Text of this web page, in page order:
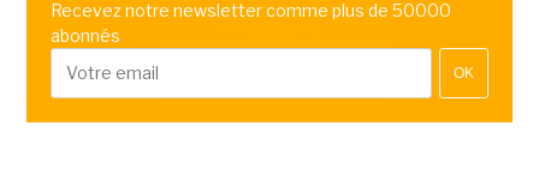
Recevez notre newsletter comme plus de 50000
abonnés
OK